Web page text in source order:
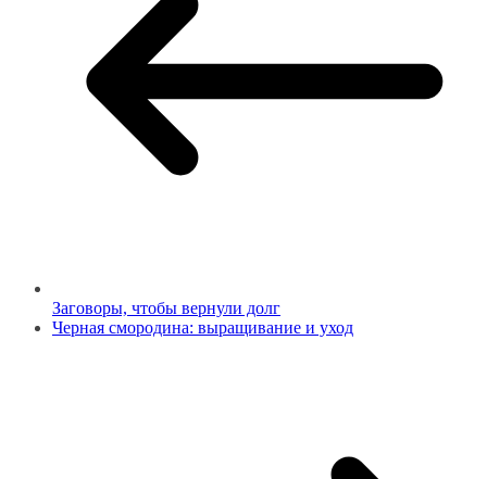
Заговоры, чтобы вернули долг
Черная смородина: выращивание и уход